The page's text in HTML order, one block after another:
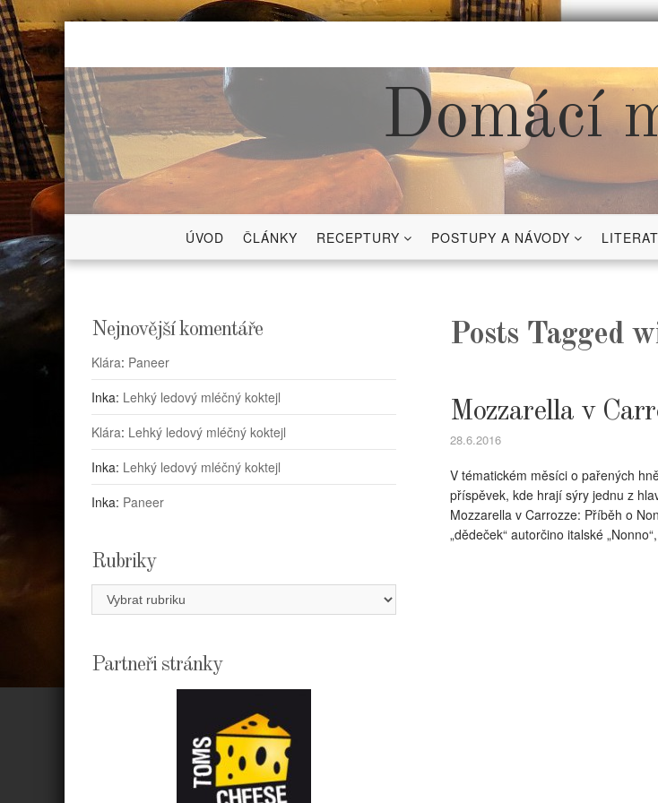
Skip
content
Domácí
ÚVOD ČLÁNKY RECEPTURY POSTUPY A NÁVODY
Posts Tagged
Mozzarella v
28.6.2016
V tématickém měsíci o pařených
příspěvek, kde hrají sýry jednu z
Mozzarella v Carrozze: Příběh o
„dědeček“ autorčino italské
Nejnovější komentáře
Klára: Paneer
Inka: Lehký ledový mléčný koktejl
Klára: Lehký ledový mléčný koktejl
Inka: Lehký ledový mléčný koktejl
Inka: Paneer
Rubriky
Rubriky
Partneři stránky